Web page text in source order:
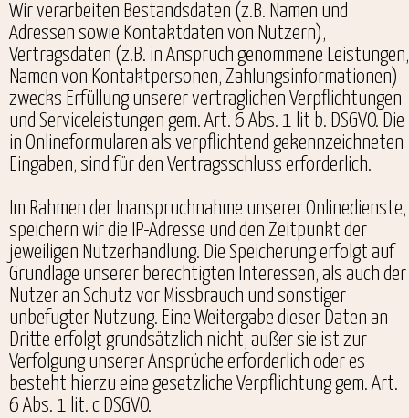
Wir verarbeiten Bestandsdaten (z.B. Namen und
Adressen sowie Kontaktdaten von Nutzern),
Vertragsdaten (z.B. in Anspruch genommene Leistungen,
Namen von Kontaktpersonen, Zahlungsinformationen)
zwecks Erfüllung unserer vertraglichen Verpflichtungen
und Serviceleistungen gem. Art. 6 Abs. 1 lit b. DSGVO. Die
in Onlineformularen als verpflichtend gekennzeichneten
Eingaben, sind für den Vertragsschluss erforderlich.
Im Rahmen der Inanspruchnahme unserer Onlinedienste,
speichern wir die IP-Adresse und den Zeitpunkt der
jeweiligen Nutzerhandlung. Die Speicherung erfolgt auf
Grundlage unserer berechtigten Interessen, als auch der
Nutzer an Schutz vor Missbrauch und sonstiger
unbefugter Nutzung. Eine Weitergabe dieser Daten an
Dritte erfolgt grundsätzlich nicht, außer sie ist zur
Verfolgung unserer Ansprüche erforderlich oder es
besteht hierzu eine gesetzliche Verpflichtung gem. Art.
6 Abs. 1 lit. c DSGVO.